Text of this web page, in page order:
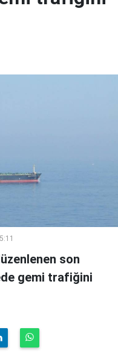
son
gemi trafiğini